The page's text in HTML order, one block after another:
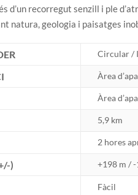
d’un recorregut senzill i ple
natura, geologia i paisatges
Circular /
Àrea
Àrea
5,9 km
2 hores
) +198 m /
Fàcil